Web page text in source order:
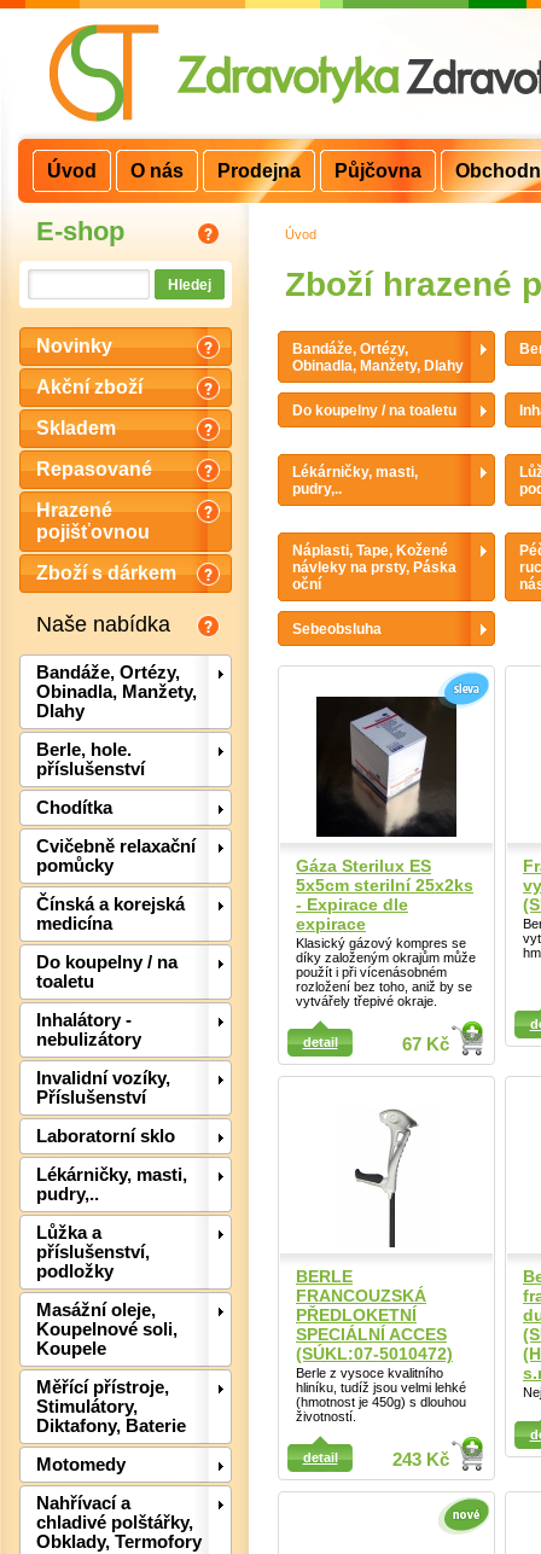
E-shop
Novinky
Akční zboží
Skladem
Repasované
Hrazené
pojišťovnou
Zboží s dárkem
Naše nabídka
Bandáže, Ortézy,
Obinadla, Manžety,
Dlahy
Berle, hole.
příslušenství
Chodítka
Cvičebně relaxační
pomůcky
Čínská a korejská
medicína
Do koupelny / na
toaletu
Inhalátory -
nebulizátory
Invalidní vozíky,
Příslušenství
Laboratorní sklo
Lékárničky, masti,
pudry,..
Lůžka a
příslušenství,
podložky
Masážní oleje,
Koupelnové soli,
Koupele
Měřící přístroje,
Stimulátory,
Diktafony, Baterie
Motomedy
Nahřívací a
chladivé polštářky,
Obklady, Termofory
Úvod
Zboží hrazené
Bandáže, Ortézy,
Obinadla, Manžety, Dlahy
Do koupelny / na toaletu
Lékárničky, masti,
pudry,..
Náplasti, Tape, Kožené
návleky na prsty, Páska
oční
Sebeobsluha
Gáza Sterilux ES
5x5cm sterilní 25x2ks
- Expirace dle
expirace
Klasický gázový kompres se
díky založeným okrajům může
použít i při vícenásobném
rozložení bez toho, aniž by se
vytvářely třepivé okraje.
67 Kč
detail
Detail
Detail
BERLE
FRANCOUZSKÁ
PŘEDLOKETNÍ
SPECIÁLNÍ ACCES
(SÚKL:07-5010472)
Berle z vysoce kvalitního
hliníku, tudíž jsou velmi lehké
(hmotnost je 450g) s dlouhou
životností.
243 Kč
detail
Detail
Detail
Úvod O nás Prodejna Půjčovna